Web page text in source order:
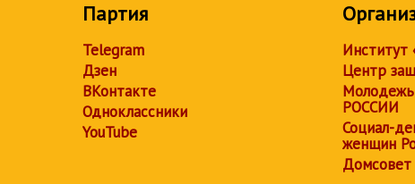
Партия
Telegram
Дзен
ВКонтакте
Одноклассники
YouTube
Институт
Центр
РОССИИ
Социал-
женщин
Домсовет